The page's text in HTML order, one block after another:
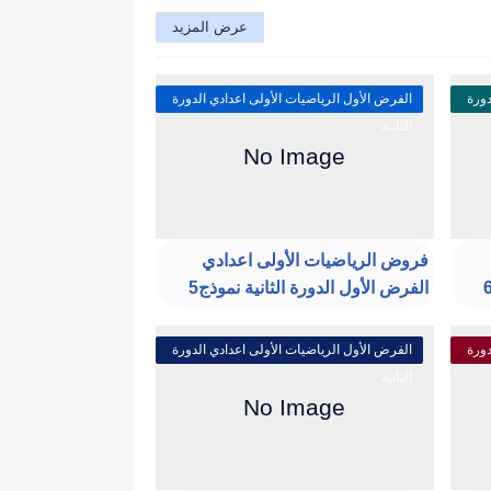
عرض المزيد
الفرض الأول الرياضيات الأولى اعدادي الدورة
فروض الرياضيات الأولى اعدادي
الفرض الأول الدورة الثانية نموذج5
الفرض الأول الرياضيات الأولى اعدادي الدورة